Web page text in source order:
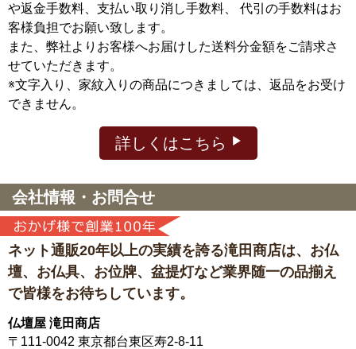
や返金手数料、支払い取り消し手数料、 代引の手数料はお
客様負担でお願い致します。
また、弊社よりお客様へお届けした送料分金額をご請求さ
せていただきます。
※文字入り、家紋入りの商品につきましては、返品をお受け
できません。
詳しくはこちら
会社情報・お問合せ
ネット通販20年以上の実績を誇る滝田商店は、 お仏
壇、お仏具、お位牌、盆提灯など業界随一の品揃え
で皆様をお待ちしています。
仏壇屋 滝田商店
〒111-0042 東京都台東区寿2-8-11